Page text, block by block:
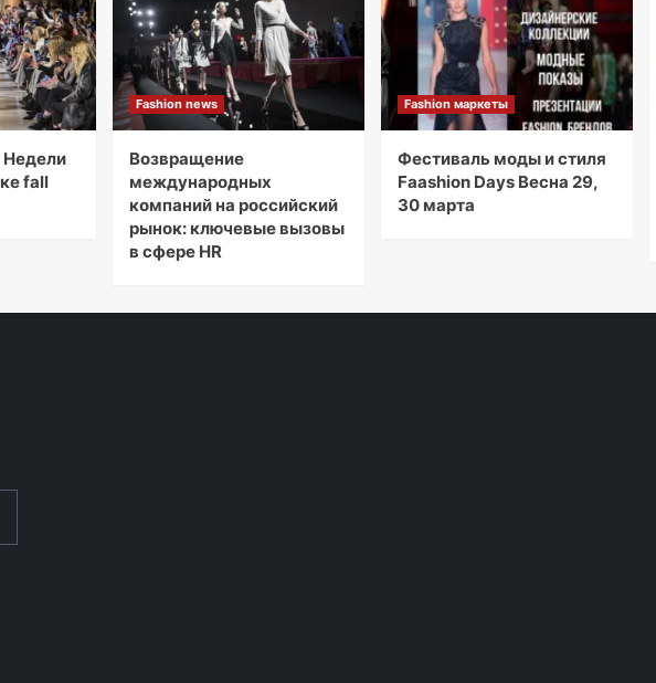
Недели
fall
Fashion news
Возвращение
международных
компаний на российский
рынок: ключевые вызовы
в сфере HR
Fashion маркеты
Фестиваль моды и стиля
Faashion Days Весна 29,
30 марта